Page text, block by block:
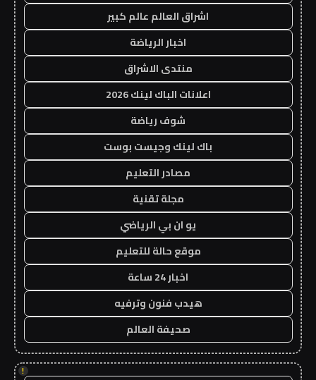
اشراق العالم عالم كبير
اخبار الرياضة
منتدى الاشراق
اعلانات الباك لينك 2026
شوف رياضة
باك لينك وجيست بوست
مصادر التعليم
مجلة تقنية
يو ان بي الرياضي
موقع حالة للتعليم
اخبار 24 ساعة
هيدب فنون وترفيه
صحيفة العالم
!